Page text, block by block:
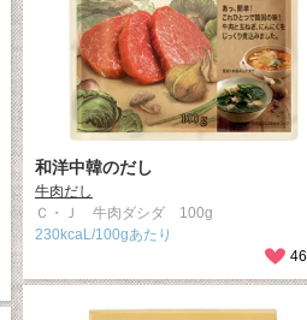
和洋中韓のだし
牛肉だし
Ｃ・Ｊ 牛肉ダシダ 100g
230kcaL/100gあたり